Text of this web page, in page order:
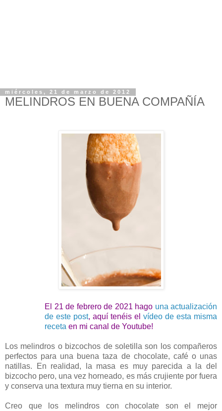
miércoles, 21 de marzo de 2012
MELINDROS EN BUENA COMPAÑÍA
El 21 de febrero de 2021 hago una actualización
de este post, aquí tenéis el vídeo de esta misma
receta en mi canal de Youtube!
Los melindros o bizcochos de soletilla son los compañeros
perfectos para una buena taza de chocolate, café o unas
natillas. En realidad, la masa es muy parecida a la del
bizcocho pero, una vez horneado, es más crujiente por fuera
y conserva una textura muy tierna en su interior.
Creo que los melindros con chocolate son el mejor